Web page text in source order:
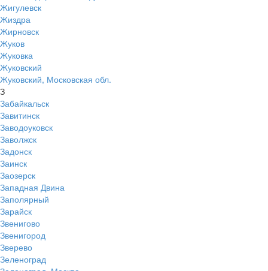
Жигулевск
Жиздра
Жирновск
Жуков
Жуковка
Жуковский
Жуковский, Московская обл.
З
Забайкальск
Завитинск
Заводоуковск
Заволжск
Задонск
Заинск
Заозерск
Западная Двина
Заполярный
Зарайск
Звенигово
Звенигород
Зверево
Зеленоград